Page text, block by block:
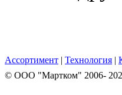
Ассортимент | Технология |
© OOO "Мартком" 2006-